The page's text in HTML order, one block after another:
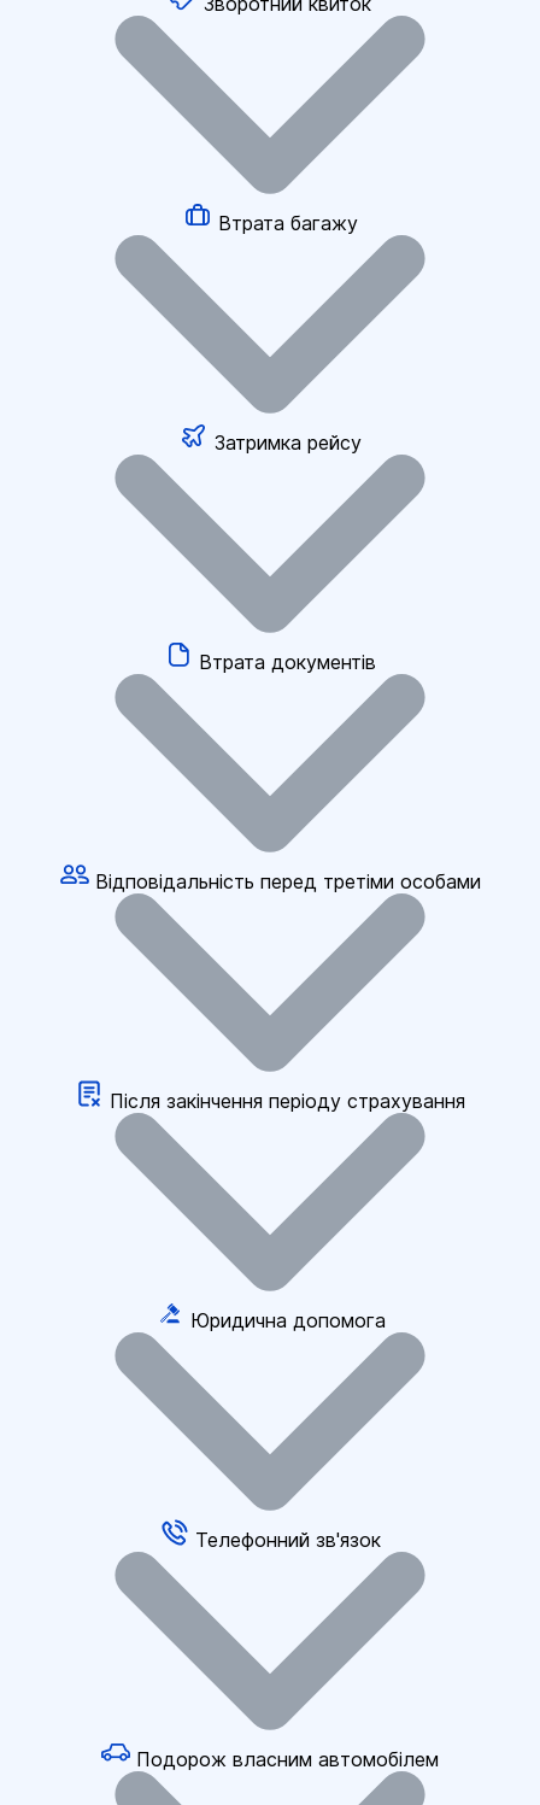
Втрата багажу
Затримка рейсу
Втрата документів
Відповідальність перед третіми особами
Після закінчення періоду страхування
Юридична допомога
Телефонний зв'язок
Подорож власним автомобілем